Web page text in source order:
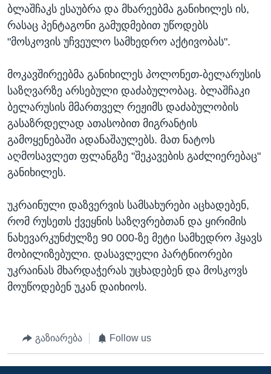
ბლაშჩაკს ესაუბრა და მხარეებმა განიხილეს ის,
რასაც პენტაგონი გამუდმებით უწოდებს
"მოსკოვის უჩვეულო სამხედრო აქტივობას".
მოკავშირეებმა განიხილეს პოლონეთ-ბელარუსის
საზღვარზე არსებული დაძაბულობაც. ბლაშჩაკი
ბელარუსის მმართველ რეჟიმს დაძაბულობის
გასაზრდელად ათასობით მიგრანტის
გამოყენებაში ადანაშაულებს. მათ ნატოს
აღმოსავლეთ ფლანგზე "შეკავების გაძლიერებაც"
განიხილეს.
უკრაინული დაზვერვის სამსახურები აცხადებენ,
რომ რუსეთს ქვეყნის საზღვრებთან და ყირიმის
ნახევარკუნძულზე 90 000-ზე მეტი სამხედრო ჰყავს
მობილიზებული. დასავლელი პარტნიორები
უკრაინას მხარდაჭერას უცხადებენ და მოსკოვს
მოუწოდებენ უკან დაიხიოს.
გაზიარება Follow us